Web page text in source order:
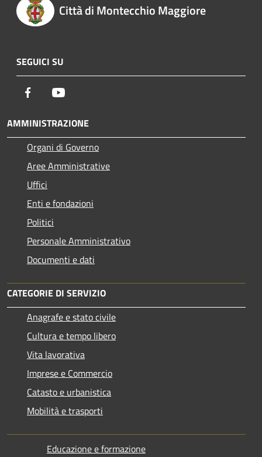
Città di Montecchio Maggiore
SEGUICI SU
Facebook
AMMINISTRAZIONE
Organi di Governo
Aree Amministrative
Uffici
Enti e fondazioni
Politici
Personale Amministrativo
Documenti e dati
CATEGORIE DI SERVIZIO
Anagrafe e stato civile
Cultura e tempo libero
Vita lavorativa
Imprese e Commercio
Catasto e urbanistica
Mobilità e trasporti
Educazione e formazione